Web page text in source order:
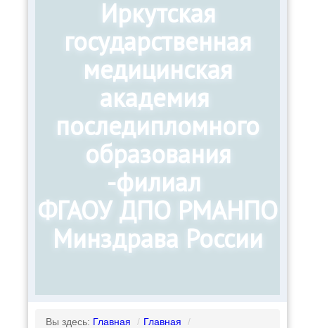
Иркутская
государственная
медицинская
академия
последипломного
образования
-филиал
ФГАОУ ДПО РМАНПО
Минздрава России
Вы здесь: Главная / Главная
/